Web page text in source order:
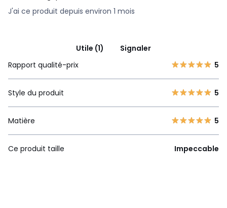
J'ai ce produit depuis environ 1 mois
Utile (1)
Signaler
Rapport qualité-prix
5
Style du produit 5
Matière 5
Ce produit taille Impeccable